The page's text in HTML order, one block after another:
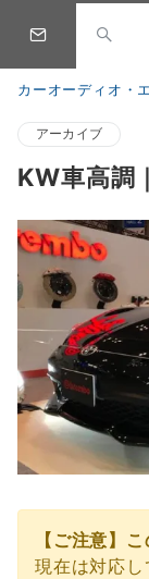
アーカイブ
KW車高調
【ご注意】
現在は対応